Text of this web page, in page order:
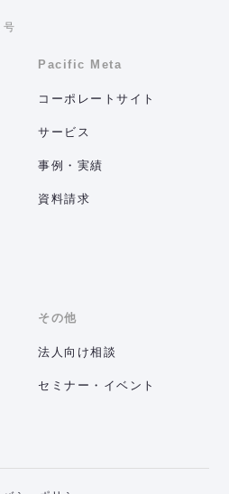
号
Pacific Meta
コーポレートサイト
サービス
事例・実績
資料請求
その他
法人向け相談
セミナー・イベント